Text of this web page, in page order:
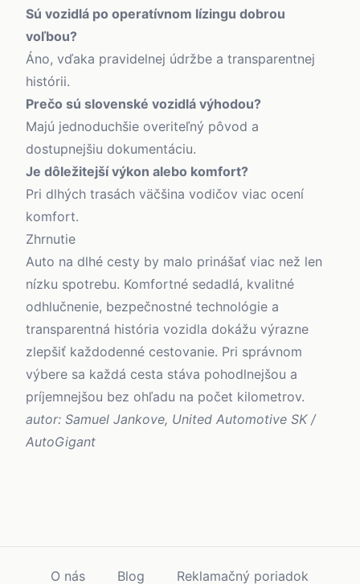
Sú vozidlá po operatívnom lízingu dobrou
voľbou?
Áno, vďaka pravidelnej údržbe a transparentnej
histórii.
Prečo sú slovenské vozidlá výhodou?
Majú jednoduchšie overiteľný pôvod a
dostupnejšiu dokumentáciu.
Je dôležitejší výkon alebo komfort?
Pri dlhých trasách väčšina vodičov viac ocení
komfort.
Zhrnutie
Auto na dlhé cesty by malo prinášať viac než len
nízku spotrebu. Komfortné sedadlá, kvalitné
odhlučnenie, bezpečnostné technológie a
transparentná história vozidla dokážu výrazne
zlepšiť každodenné cestovanie. Pri správnom
výbere sa každá cesta stáva pohodlnejšou a
príjemnejšou bez ohľadu na počet kilometrov.
autor: Samuel Jankove, United Automotive SK /
AutoGigant
O nás Blog Reklamačný poriadok